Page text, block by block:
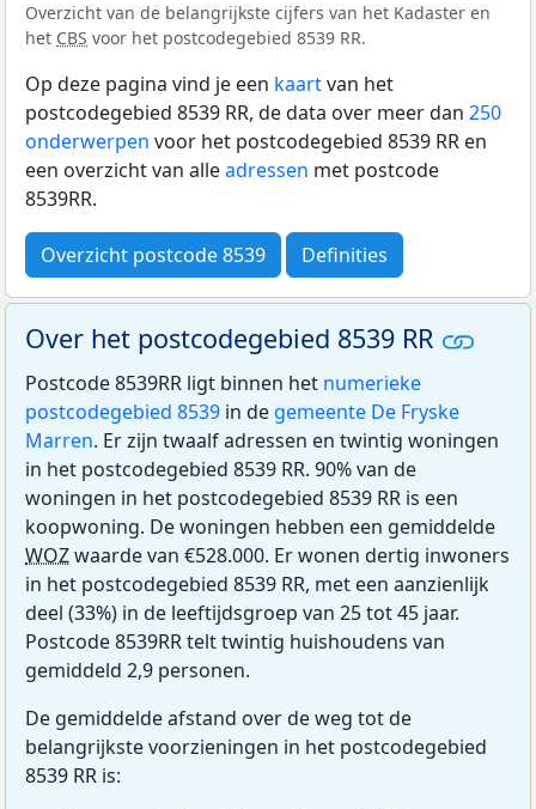
Overzicht van de belangrijkste cijfers van het Kadaster en
het CBS voor het postcodegebied 8539 RR.
Op deze pagina vind je een kaartvan het
postcodegebied 8539 RR, de data over meer dan 250
onderwerpen voor het postcodegebied 8539 RR en
een overzicht van alleadressen met postcode
8539RR.
Overzicht postcode 8539 Definities
Over het postcodegebied 8539 RR
Postcode 8539RR ligt binnen het numerieke
postcodegebied 8539 in de gemeente De Fryske
Marren. Er zijn twaalf adressen en twintig woningen
in het postcodegebied 8539 RR. 90% van de
woningen in het postcodegebied 8539 RR is een
koopwoning. De woningen hebben een gemiddelde
WOZwaarde van €528.000. Er wonen dertig inwoners
in het postcodegebied 8539 RR, met een aanzienlijk
deel (33%) in de leeftijdsgroep van 25 tot 45 jaar.
Postcode 8539RR telt twintig huishoudens van
gemiddeld 2,9 personen.
De gemiddelde afstand over de weg tot de
belangrijkste voorzieningen in het postcodegebied
8539 RR is: